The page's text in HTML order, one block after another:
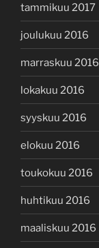
tammikuu 2017
joulukuu 2016
marraskuu 2016
lokakuu 2016
syyskuu 2016
elokuu 2016
toukokuu 2016
huhtikuu 2016
maaliskuu 2016